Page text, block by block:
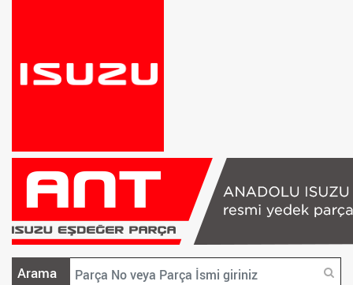
Arama